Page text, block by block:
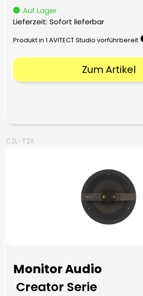
Auf Lager
Lieferzeit: Sofort lieferbar
Produkt in 1 AVITECT Studio vorführbereit
Zum Artikel
C2L-T2X
Monitor Audio
Creator Serie